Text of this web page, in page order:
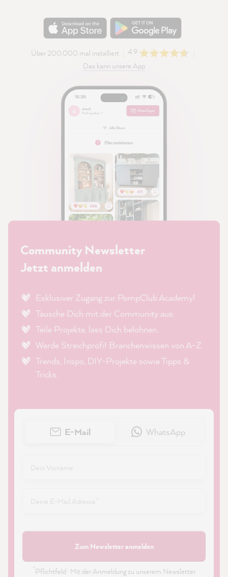
Über 200.000 mal installiert
4.9
Das kann unsere App
Community Newsletter
Jetzt anmelden
Exklusiver Zugang zur PompClub Academy!
Tausche Dich mit der Community aus.
Teile Projekte, lass Dich belohnen.
Werde Streichprofi! Branchenwissen von A-Z.
Trends, Inspo, DIY-Projekte sowie Tipps &
Tricks.
E-Mail WhatsApp
Zum Newsletter anmelden
Pflichtfeld · Mit der Anmeldung zu unserem Newsletter